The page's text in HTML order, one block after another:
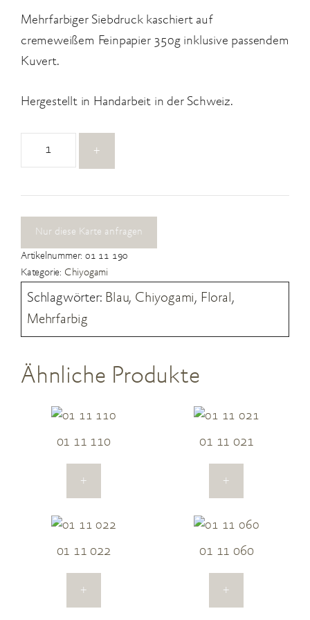
Mehrfarbiger Siebdruck kaschiert auf
cremeweißem Feinpapier 350g inklusive passendem
Kuvert.
Hergestellt in Handarbeit in der Schweiz.
+
Nur diese Karte anfragen
Artikelnummer:01 11 190
Kategorie: Chiyogami
Schlagwörter: Blau, Chiyogami, Floral ,
Mehrfarbig
Ähnliche Produkte
01 11 110
+
01 11 021
+
01 11 022
+
01 11 060
+